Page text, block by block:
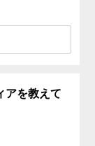
アを教えて